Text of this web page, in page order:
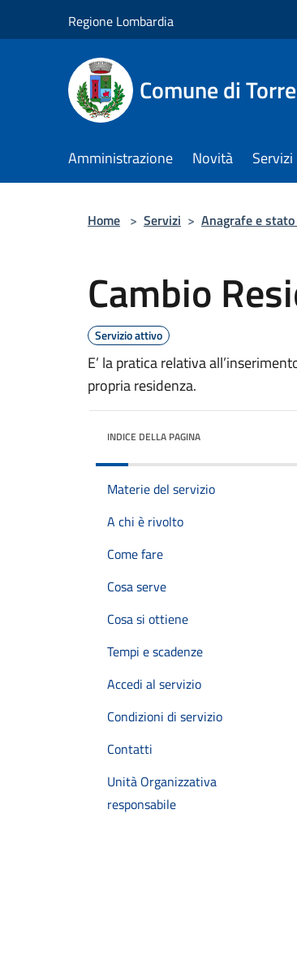
Regione Lombardia
Comune di
Amministrazione Novità Servizi
Home > Servizi > Anagrafe e
Cambio
Servizio attivo
E’ la pratica relativa
propria residenza.
INDICE DELLA PAGINA
Materie del servizio
A chi è rivolto
Come fare
Cosa serve
Cosa si ottiene
Tempi e scadenze
Accedi al servizio
Condizioni di servizio
Contatti
Unità Organizzativa
responsabile